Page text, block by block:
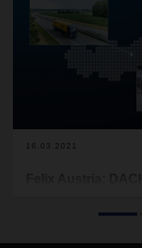
16.03.2021
glückliches